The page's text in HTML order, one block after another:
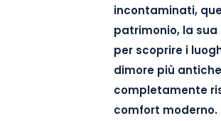
incontaminati,
patrimonio, la
per scoprire i
dimore più
completamente
comfort